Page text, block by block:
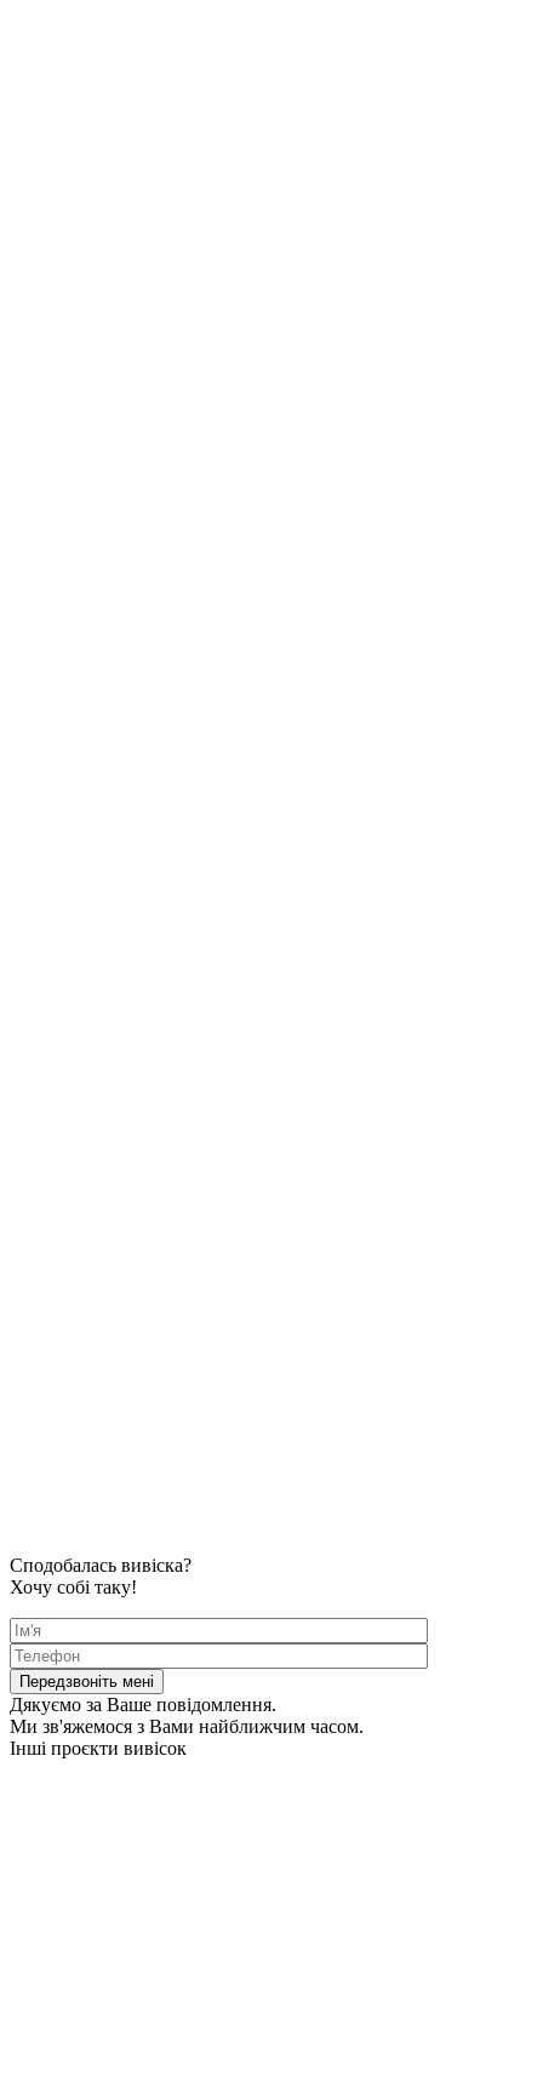
Сподобалась вивіска?
Хочу собі таку!
Дякуємо за Ваше повідомлення.
Ми зв'яжемося з Вами найближчим часом.
Інші проєкти вивісок